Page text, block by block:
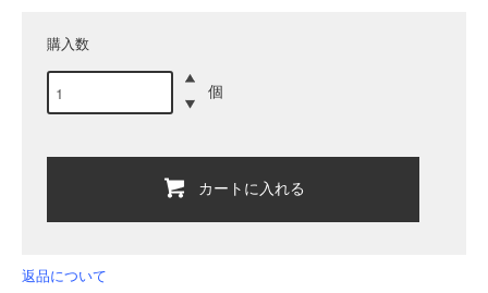
購入数
個
カートに入れる
返品について